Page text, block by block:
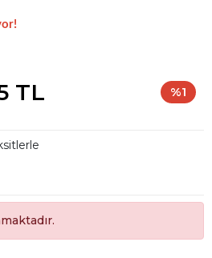
TL %1